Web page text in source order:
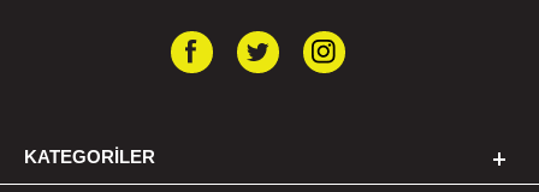
KATEGORILER